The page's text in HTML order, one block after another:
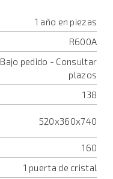
1 año en piezas
R600A
Bajo pedido - Consultar
plazos
138
520x360x740
160
1 puerta de cristal